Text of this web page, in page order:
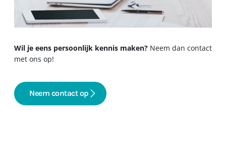
Wil je eens persoonlijk kennis maken? Neem dan contact
met ons op!
Neem contact op